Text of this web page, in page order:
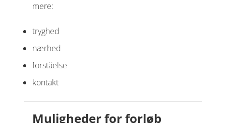
mere:
tryghed
nærhed
forståelse
kontakt
Muligheder for forløb